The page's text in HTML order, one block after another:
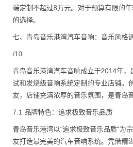
端定制不超过8万元。对于预算有限的
的选择。
七、青岛音乐港湾汽车音响：音乐风格
/10
青岛音乐港湾汽车音响成立于2014年，
试和发烧级音响系统定制的专业店铺。
友，店铺充满浓厚的音乐氛围，是青岛
7.1 品牌特色：追求极致音乐品质
青岛音乐港湾以"追求极致音乐品质"为
友打造最完美的汽车音响系统。凭借精